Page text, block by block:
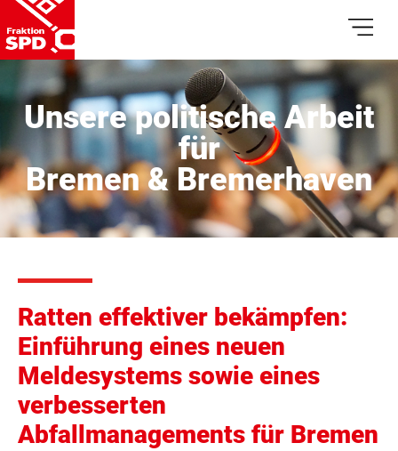
Unsere politische Arbeit
für
Bremen & Bremerhaven
Ratten effektiver bekämpfen:
Einführung eines neuen
Meldesystems sowie eines
verbesserten
Abfallmanagements für Bremen